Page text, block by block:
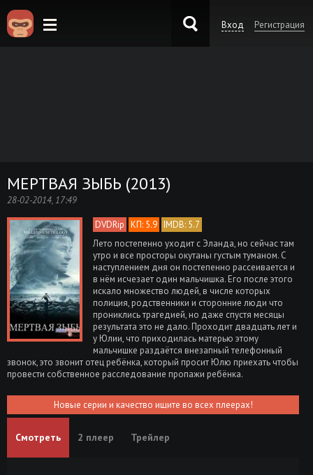
Вход Регистрация
МЕРТВАЯ ЗЫБЬ (2013)
28-02-2014, 17:49
DVDRip КП: 5.9 IMDB: 5.7
Лето постепенно уходит с Эланда, но сейчас там
утро и все просторы окутаны густым туманом. С
наступлением дня он постепенно рассеивается и
в нём исчезает один мальчишка. Его после этого
искало множество людей, в числе которых
полиция, родственники и сторонние люди что
прониклись трагедией, но даже спустя месяцы
результата это не дало. Проходит двадцать лет и
у Юлии, что приходилась матерью этому
мальчишке раздаётся внезапный телефонный
звонок, это звонит отец ребёнка, который просит Юлю приехать чтобы
провести собственное расследование пропажи ребёнка.
Новые серии и качество ищите во всех плеерах!
Смотреть 2 плеер Трейлер